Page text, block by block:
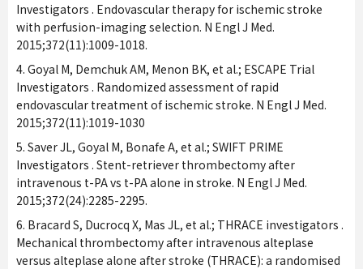
Investigators . Endovascular therapy for ischemic stroke
with perfusion-imaging selection. N Engl J Med.
2015;372(11):1009-1018.
4. Goyal M, Demchuk AM, Menon BK, et al.; ESCAPE Trial
Investigators . Randomized assessment of rapid
endovascular treatment of ischemic stroke. N Engl J Med.
2015;372(11):1019-1030
5. Saver JL, Goyal M, Bonafe A, et al.; SWIFT PRIME
Investigators . Stent-retriever thrombectomy after
intravenous t-PA vs t-PA alone in stroke. N Engl J Med.
2015;372(24):2285-2295.
6. Bracard S, Ducrocq X, Mas JL, et al.; THRACE investigators .
Mechanical thrombectomy after intravenous alteplase
versus alteplase alone after stroke (THRACE): a randomised